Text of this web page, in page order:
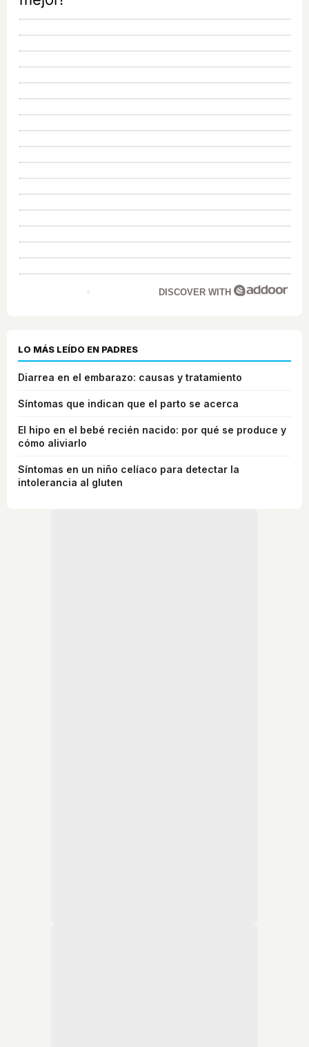
DISCOVER WITH
LO MÁS LEÍDO EN PADRES
Diarrea en el embarazo: causas y tratamiento
Síntomas que indican que el parto se acerca
El hipo en el bebé recién nacido: por qué se produce y
cómo aliviarlo
Síntomas en un niño celíaco para detectar la
intolerancia al gluten